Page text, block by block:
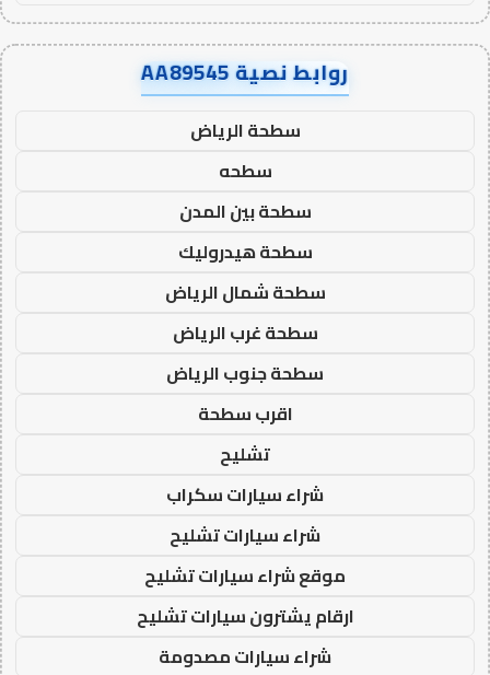
روابط نصية AA89545
سطحة الرياض
سطحه
سطحة بين المدن
سطحة هيدروليك
سطحة شمال الرياض
سطحة غرب الرياض
سطحة جنوب الرياض
اقرب سطحة
تشليح
شراء سيارات سكراب
شراء سيارات تشليح
موقع شراء سيارات تشليح
ارقام يشترون سيارات تشليح
شراء سيارات مصدومة